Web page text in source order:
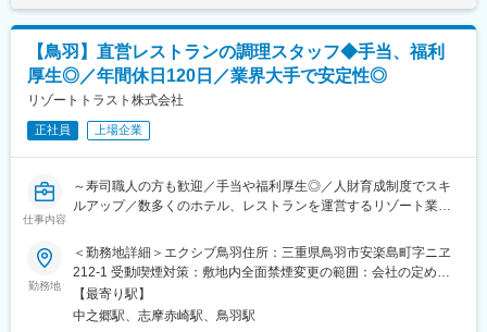
駅、新王寺駅、錦駅、唐橋前駅、近江神宮前駅、近鉄名古屋駅、
駅前駅、栄駅(愛知県)、矢場町駅、犬山遊園駅、第一通り駅、日吉
町駅、東静岡駅、ジヤトコ前駅、天神南駅、香椎宮前駅、香椎神
駅(鹿児島県)、二本木口駅、水前寺駅、長崎駅(長崎県)
田駅、水戸駅、つくば駅、高崎駅、名古屋駅、金山駅(愛知県)、矢
場町駅、伏見駅(愛知県)、大須観音駅、上前津駅、丸の内駅(愛知
県)、鶴舞駅、千種駅、今池駅(愛知県)、池下駅、本山駅(愛知県)、
星ケ丘駅(愛知県)、東山公園駅(愛知県)、藤が丘駅(愛知県)、一社
駅、上社駅、御器所駅、八事駅、瑞穂運動場東駅、新瑞橋駅、徳
重駅、野並駅、原駅(愛知県)、名古屋城駅、黒川駅(愛知県)、大曽
根駅、ナゴヤドーム前矢田駅、尼ケ坂駅、車道駅、浄心駅、庄内
通駅、高畑駅、八田駅(名古屋市営)、八田駅(関西本線)、中村公園
駅、本陣駅、国際センター駅、尾張一宮駅、名鉄一宮駅、豊橋
駅、岡崎駅、東岡崎駅、豊田市駅、新豊田駅、安城駅、三河安城
駅(愛知県)、津島駅、上桂駅、知多半田駅、常滑駅、中部国際空港
駅(鉄道)、大府駅、蒲郡駅、静岡駅、新静岡駅、清水駅(静岡県)、
浜松駅、新浜松駅、沼津駅、三島駅、富士駅、富士宮駅、掛川
駅、磐田駅、藤枝駅、焼津駅、島田駅(静岡県)、熱海駅、伊東駅、
【鳥羽】直営レストランの調理スタッフ◆手当、福利
厚生◎／年間休日120日／業界大手で安定性◎
リゾートトラスト株式会社
正社員 上場企業
仕事内容
～寿司職人の方も歓迎／手当や福利厚生◎／人財育成制度でスキ
ルアップ／数多くのホテル、レストランを運営するリゾート業界
■業務内容：
◇ホテル直営のレストランにて調理業務をお任せします。これま
でのご経験を活かしていただき、さらに上級職などへのキャリア
アップも可能です。
勤務地
＜勤務地詳細＞エクシブ鳥羽住所：三重県鳥羽市安楽島町字ニヱ
212-1 受動喫煙対策：敷地内全面禁煙変更の範囲：会社の定める
事業所
【最寄り駅】
中之郷駅、志摩赤崎駅、鳥羽駅